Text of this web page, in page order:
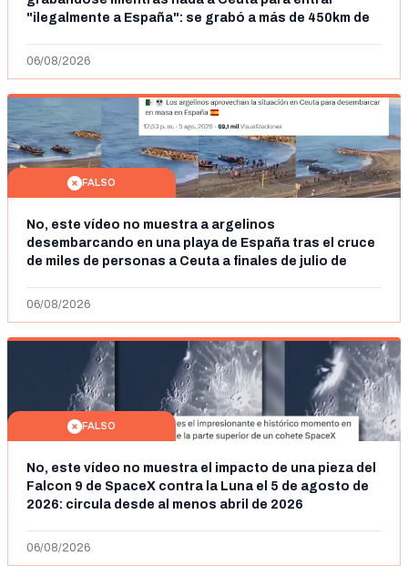
"ilegalmente a España": se grabó a más de 450km de
06/08/2026
FALSO
No, este vídeo no muestra a argelinos
desembarcando en una playa de España tras el cruce
de miles de personas a Ceuta a finales de julio de
06/08/2026
FALSO
No, este vídeo no muestra el impacto de una pieza del
Falcon 9 de SpaceX contra la Luna el 5 de agosto de
2026: circula desde al menos abril de 2026
06/08/2026